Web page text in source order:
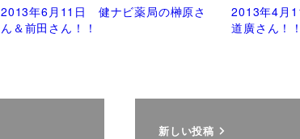
2013年6月11日 健ナビ薬局の榊原さ
ん＆前田さん！！
2013年4月
道廣さん！！
新しい投稿